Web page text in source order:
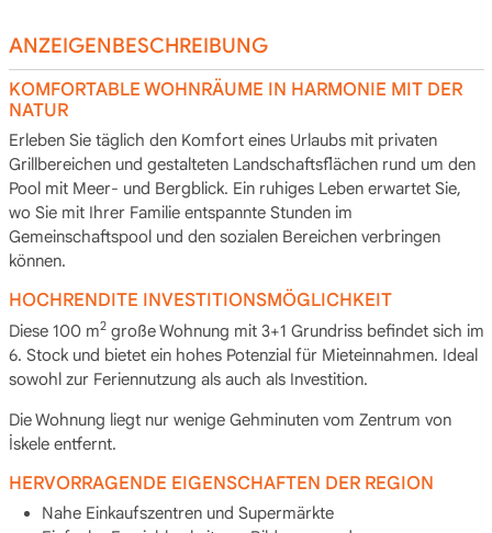
ANZEIGENBESCHREIBUNG
KOMFORTABLE WOHNRÄUME IN HARMONIE MIT DER
NATUR
Erleben Sie täglich den Komfort eines Urlaubs mit privaten
Grillbereichen und gestalteten Landschaftsflächen rund um den
Pool mit Meer- und Bergblick. Ein ruhiges Leben erwartet Sie,
wo Sie mit Ihrer Familie entspannte Stunden im
Gemeinschaftspool und den sozialen Bereichen verbringen
können.
HOCHRENDITE INVESTITIONSMÖGLICHKEIT
Diese 100 m2große Wohnung mit 3+1 Grundriss befindet sich im
6. Stock und bietet ein hohes Potenzial für Mieteinnahmen. Ideal
sowohl zur Feriennutzung als auch als Investition.
Die Wohnung liegt nur wenige Gehminuten vom Zentrum von
İskele entfernt.
HERVORRAGENDE EIGENSCHAFTEN DER REGION
Nahe Einkaufszentren und Supermärkte